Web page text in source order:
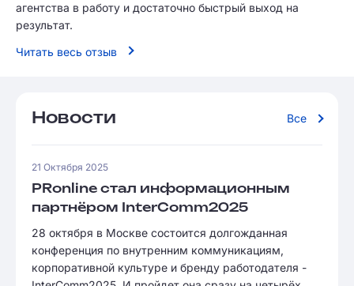
агентства в работу и достаточно быстрый выход на
результат.
Читать весь отзыв
Новости Все
21 Октября 2025
PRonline стал информационным
партнёром InterComm2025
28 октября в Москве состоится долгожданная
конференция по внутренним коммуникациям,
корпоративной культуре и бренду работодателя -